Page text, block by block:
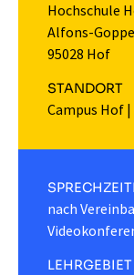
Hochschule
Alfons-
95028 Hof
STANDORT
Campus Hof |
nach
LEHRGEBIET